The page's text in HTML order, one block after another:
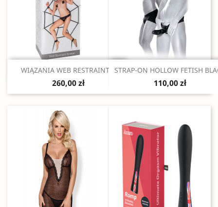
Szybki podgląd
WIĄZANIA WEB RESTRAINT...
260,00 zł
Szybki podgląd
STRAP-ON HOLLOW FETISH
110,00 zł